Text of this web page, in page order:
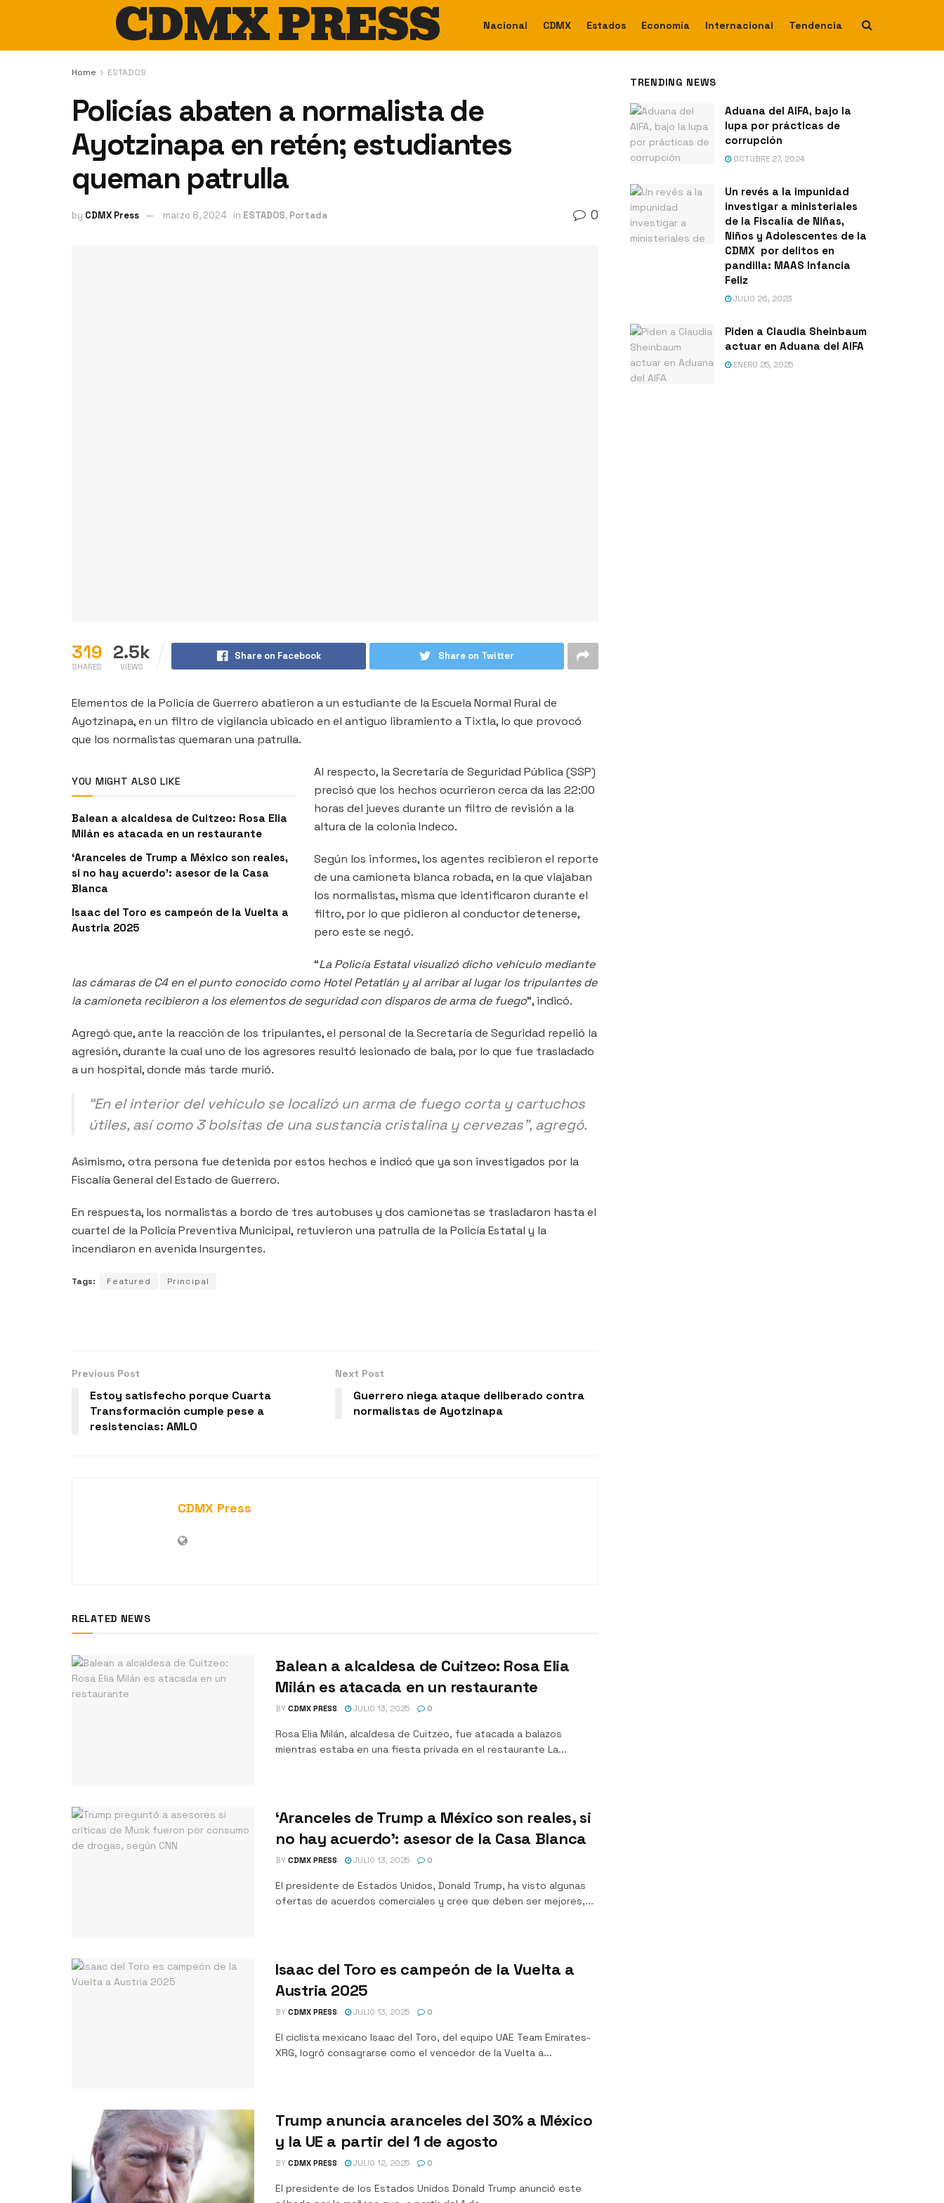
CDMX PRESS Nacional CDMX Estados Economía Internacional Tendencia
Home ESTADOS
Policías abaten a normalista de
Ayotzinapa en retén; estudiantes
queman patrulla
by CDMX Press marzo 8, 2024 in ESTADOS, Portada 0
319
SHARES
2.5k
VIEWS
Share on Facebook Share on Twitter
Elementos de la Policía de Guerrero abatieron a un estudiante de la Escuela Normal Rural de
Ayotzinapa, en un filtro de vigilancia ubicado en el antiguo libramiento a Tixtla, lo que provocó
que los normalistas quemaran una patrulla.
YOU MIGHT ALSO LIKE
Balean a alcaldesa de Cuitzeo: Rosa Elia
Milán es atacada en un restaurante
‘Aranceles de Trump a México son reales,
si no hay acuerdo’: asesor de la Casa
Blanca
Isaac del Toro es campeón de la Vuelta a
Austria 2025
Al respecto, la Secretaría de Seguridad Pública (SSP)
precisó que los hechos ocurrieron cerca da las 22:00
horas del jueves durante un filtro de revisión a la
altura de la colonia Indeco.
Según los informes, los agentes recibieron el reporte
de una camioneta blanca robada, en la que viajaban
los normalistas, misma que identificaron durante el
filtro, por lo que pidieron al conductor detenerse,
pero este se negó.
“La Policía Estatal visualizó dicho vehículo mediante
las cámaras de C4 en el punto conocido como Hotel Petatlán y al arribar al lugar los tripulantes de
la camioneta recibieron a los elementos de seguridad con disparos de arma de fuego”, indicó.
Agregó que, ante la reacción de los tripulantes, el personal de la Secretaría de Seguridad repelió la
agresión, durante la cual uno de los agresores resultó lesionado de bala, por lo que fue trasladado
a un hospital, donde más tarde murió.
“En el interior del vehículo se localizó un arma de fuego corta y cartuchos
útiles, así como 3 bolsitas de una sustancia cristalina y cervezas”, agregó.
Asimismo, otra persona fue detenida por estos hechos e indicó que ya son investigados por la
Fiscalía General del Estado de Guerrero.
En respuesta, los normalistas a bordo de tres autobuses y dos camionetas se trasladaron hasta el
cuartel de la Policía Preventiva Municipal, retuvieron una patrulla de la Policía Estatal y la
incendiaron en avenida Insurgentes.
Tags: Featured Principal
Previous Post
Estoy satisfecho porque Cuarta
Transformación cumple pese a
resistencias: AMLO
Next Post
Guerrero niega ataque deliberado contra
normalistas de Ayotzinapa
CDMX Press
RELATED NEWS
Balean a alcaldesa de Cuitzeo: Rosa Elia
Milán es atacada en un restaurante
BY CDMX PRESS JULIO 13, 2025 0
Rosa Elia Milán, alcaldesa de Cuitzeo, fue atacada a balazos
mientras estaba en una fiesta privada en el restaurante La...
‘Aranceles de Trump a México son reales, si
no hay acuerdo’: asesor de la Casa Blanca
BY CDMX PRESS JULIO 13, 2025 0
El presidente de Estados Unidos, Donald Trump, ha visto algunas
ofertas de acuerdos comerciales y cree que deben ser mejores,...
Isaac del Toro es campeón de la Vuelta a
Austria 2025
BY CDMX PRESS JULIO 13, 2025 0
El ciclista mexicano Isaac del Toro, del equipo UAE Team Emirates-
XRG, logró consagrarse como el vencedor de la Vuelta a...
Trump anuncia aranceles del 30% a México
y la UE a partir del 1 de agosto
BY CDMX PRESS JULIO 12, 2025 0
El presidente de los Estados Unidos Donald Trump anunció este
TRENDING NEWS
Aduana del AIFA, bajo la
lupa por prácticas de
corrupción
OCTUBRE 27, 2024
Un revés a la impunidad
investigar a ministeriales
de la Fiscalía de Niñas,
Niños y Adolescentes de la
CDMX por delitos en
pandilla: MAAS Infancia
Feliz
JULIO 26, 2023
Piden a Claudia Sheinbaum
actuar en Aduana del AIFA
ENERO 25, 2025